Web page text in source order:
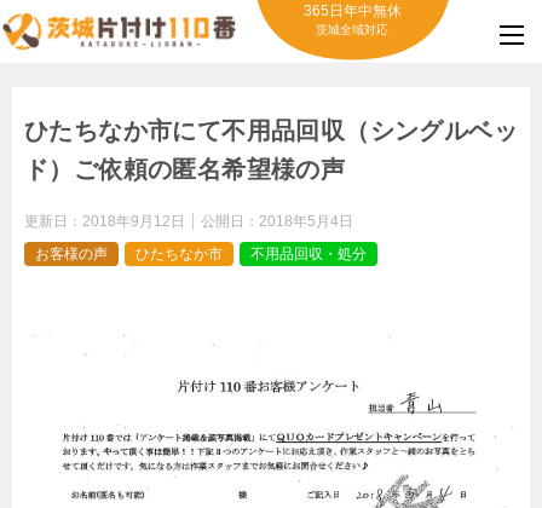
365日年中無休
茨城全域対応
ひたちなか市にて不用品回収（シングルベッ
ド）ご依頼の匿名希望様の声
更新日： 2018年9月12日 公開日： 2018年5月4日
お客様の声
ひたちなか市 不用品回収・処分